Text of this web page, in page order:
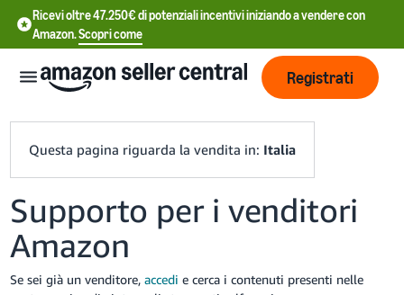
Ricevi oltre 47.250€ di potenziali incentivi iniziando a vendere con
Amazon.Scopri come
中
文
-
CN
Registrati
Questa pagina riguarda la vendita in: Italia
Supporto per i venditori
Amazon
Se sei già un venditore,accedi e cerca i contenuti presenti nelle